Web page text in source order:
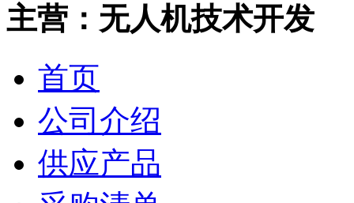
主营：无人机技术开发
首页
公司介绍
供应产品